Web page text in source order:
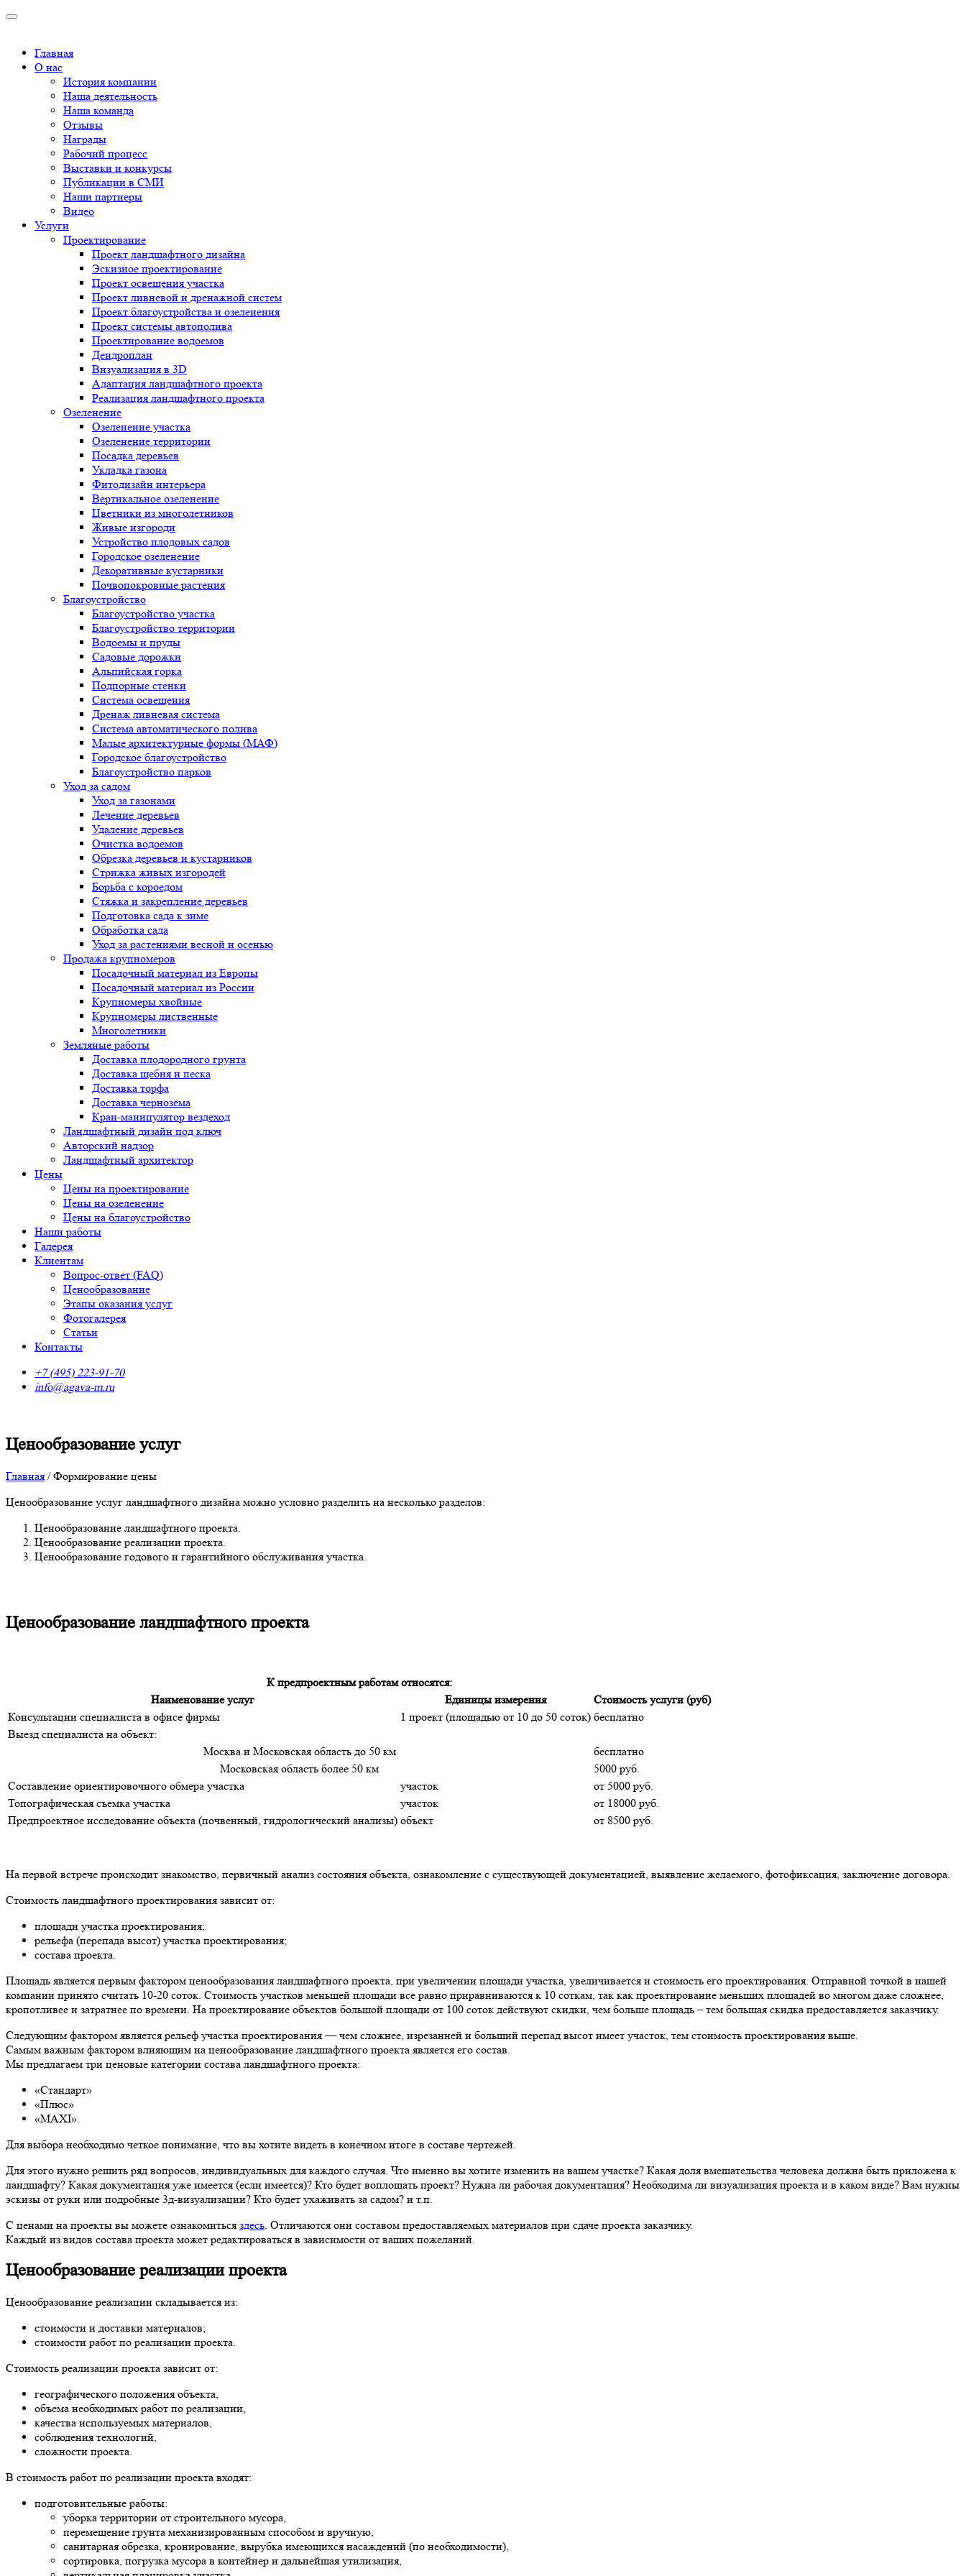
Главная
О нас
История компании
Наша деятельность
Наша команда
Отзывы
Награды
Рабочий процесс
Выставки и конкурсы
Публикации в СМИ
Наши партнеры
Видео
Услуги
Проектирование
Проект ландшафтного дизайна
Эскизное проектирование
Проект освещения участка
Проект ливневой и дренажной систем
Проект благоустройства и озеленения
Проект системы автополива
Проектирование водоемов
Дендроплан
Визуализация в 3D
Адаптация ландшафтного проекта
Реализация ландшафтного проекта
Озеленение
Озеленение участка
Озеленение территории
Посадка деревьев
Укладка газона
Фитодизайн интерьера
Вертикальное озеленение
Цветники из многолетников
Живые изгороди
Устройство плодовых садов
Городское озеленение
Декоративные кустарники
Почвопокровные растения
Благоустройство
Благоустройство участка
Благоустройство территории
Водоемы и пруды
Садовые дорожки
Альпийская горка
Подпорные стенки
Система освещения
Дренаж ливневая система
Система автоматического полива
Малые архитектурные формы (МАФ)
Городское благоустройство
Благоустройство парков
Уход за садом
Уход за газонами
Лечение деревьев
Удаление деревьев
Очистка водоемов
Обрезка деревьев и кустарников
Стрижка живых изгородей
Борьба с короедом
Стяжка и закрепление деревьев
Подготовка сада к зиме
Обработка сада
Уход за растениями весной и осенью
Продажа крупномеров
Посадочный материал из Европы
Посадочный материал из России
Крупномеры хвойные
Крупномеры лиственные
Многолетники
Земляные работы
Доставка плодородного грунта
Доставка щебня и песка
Доставка торфа
Доставка чернозёма
Кран-манипулятор вездеход
Ландшафтный дизайн под ключ
Авторский надзор
Ландшафтный архитектор
Цены
Цены на проектирование
Цены на озеленение
Цены на благоустройство
Наши работы
Галерея
Клиентам
Вопрос-ответ (FAQ)
Ценообразование
Этапы оказания услуг
Фотогалерея
Статьи
Контакты
+7 (495) 223-91-70
info@agava-m.ru
Ценообразование услуг
Главная /Формирование цены
Ценообразование услуг ландшафтного дизайна можно условно разделить на несколько разделов:
Ценообразование ландшафтного проекта.
Ценообразование реализации проекта.
Ценообразование годового и гарантийного обслуживания участка.
Ценообразование ландшафтного проекта
К предпроектным работам относятся:
Наименование услуг
Единицы измерения
Стоимость услуги (руб)
Консультации специалиста в офисе фирмы
1 проект (площадью от 10 до 50 соток) бесплатно
Выезд специалиста на объект:
Москва и Московская область до 50 км
бесплатно
Московская область более 50 км
5000 руб.
Составление ориентировочного обмера участка
участок
от 5000 руб.
Топографическая съемка участка
участок
от 18000 руб.
Предпроектное исследование объекта (почвенный, гидрологический анализы) объект от 8500 руб.
На первой встрече происходит знакомство, первичный анализ состояния объекта, ознакомление с существующей документацией, выявление желаемого, фотофиксация, заключение договора.
Стоимость ландшафтного проектирования зависит от:
площади участка проектирования;
рельефа (перепада высот) участка проектирования;
состава проекта.
Площадь является первым фактором ценообразования ландшафтного проекта, при увеличении площади участка, увеличивается и стоимость его проектирования. Отправной точкой в нашей
компании принято считать 10-20 соток. Стоимость участков меньшей площади все равно приравниваются к 10 соткам, так как проектирование меньших площадей во многом даже сложнее,
кропотливее и затратнее по времени. На проектирование объектов большой площади от 100 соток действуют скидки, чем больше площадь – тем большая скидка предоставляется заказчику.
Следующим фактором является рельеф участка проектирования — чем сложнее, изрезанней и больший перепад высот имеет участок, тем стоимость проектирования выше.
Самым важным фактором влияющим на ценообразование ландшафтного проекта является его состав.
Мы предлагаем три ценовые категории состава ландшафтного проекта:
«Стандарт»
«Плюс»
«MAXI».
Для выбора необходимо четкое понимание, что вы хотите видеть в конечном итоге в составе чертежей.
Для этого нужно решить ряд вопросов, индивидуальных для каждого случая. Что именно вы хотите изменить на вашем участке? Какая доля вмешательства человека должна быть приложена к
ландшафту? Какая документация уже имеется (если имеется)? Кто будет воплощать проект? Нужна ли рабочая документация? Необходима ли визуализация проекта и в каком виде? Вам нужны
эскизы от руки или подробные 3д-визуализации? Кто будет ухаживать за садом? и т.п.
С ценами на проекты вы можете ознакомиться здесь . Отличаются они составом предоставляемых материалов при сдаче проекта заказчику.
Каждый из видов состава проекта может редактироваться в зависимости от ваших пожеланий.
Ценообразование реализации проекта
Ценообразование реализации складывается из:
стоимости и доставки материалов;
стоимости работ по реализации проекта.
Стоимость реализации проекта зависит от:
географического положения объекта,
объема необходимых работ по реализации,
качества используемых материалов,
соблюдения технологий,
сложности проекта.
В стоимость работ по реализации проекта входят:
подготовительные работы:
уборка территории от строительного мусора,
перемещение грунта механизированным способом и вручную,
санитарная обрезка, кронирование, вырубка имеющихся насаждений (по необходимости),
сортировка, погрузка мусора в контейнер и дальнейшая утилизация,